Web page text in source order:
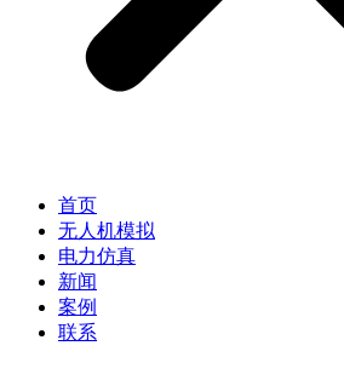
首页
无人机模拟
电力仿真
新闻
案例
联系